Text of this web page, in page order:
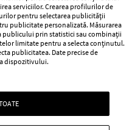
Avantaje
Retete practice
nr. 821/25.09.2025.
minorilor.
Romania SRL
serviciilor. Crearea profilurilor de
pentru selectarea publicității
publicitate personalizată. Măsurarea
prin statistici sau combinații
limitate pentru a selecta conținutul.
publicitatea. Date precise de
dispozitivului.